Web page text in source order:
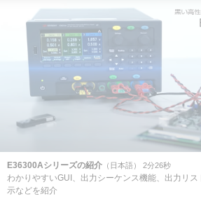
E36300Aシリーズの紹介 （日本語） 2分26秒
わかりやすいGUI、出力シーケンス機能、出力リ
示などを紹介